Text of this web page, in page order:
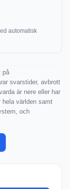
automatisk
på
svarstider, avbrott
är nere eller har
hela världen samt
och